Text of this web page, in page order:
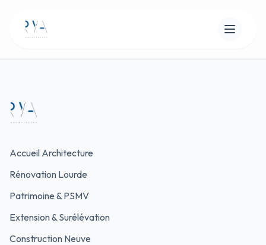
Accueil Architecture
Rénovation Lourde
Patrimoine & PSMV
Extension & Surélévation
Construction Neuve